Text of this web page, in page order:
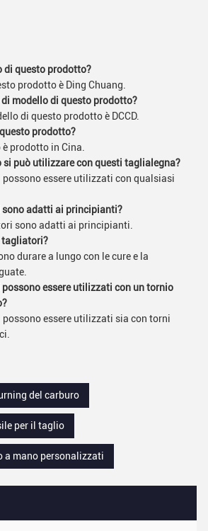
di questo prodotto?
prodotto è Ding Chuang.
di modello di questo prodotto?
di questo prodotto è DCCD.
prodotto?
prodotto in Cina.
si può utilizzare con questi taglialegna?
essere utilizzati con qualsiasi
sono adatti ai principianti?
sono adatti ai principianti.
tagliatori?
durare a lungo con le cure e la
possono essere utilizzati con un tornio
essere utilizzati sia con torni
del carburo
per il taglio
a mano personalizzati